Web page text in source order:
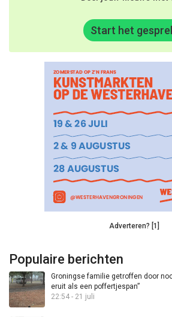
Start het
Adverteren? [1]
Populaire berichten
Groningse familie getroffen door
eruit als een poffertjespan”
22:54 - 21 juli